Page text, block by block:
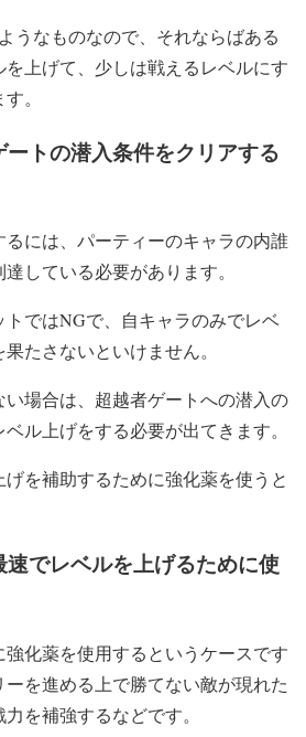
うなものなので、それならばある
上げて、少しは戦えるレベルにす
。
トの潜入条件をクリアする
には、パーティーのキャラの内誰
している必要があります。
ではNGで、自キャラのみでレベ
たさないといけません。
い場合は、超越者ゲートへの潜入の
ル上げをする必要が出てきます。
を補助するために強化薬を使うと
でレベルを上げるために使
化薬を使用するというケースです
を進める上で勝てない敵が現れた
を補強するなどです。